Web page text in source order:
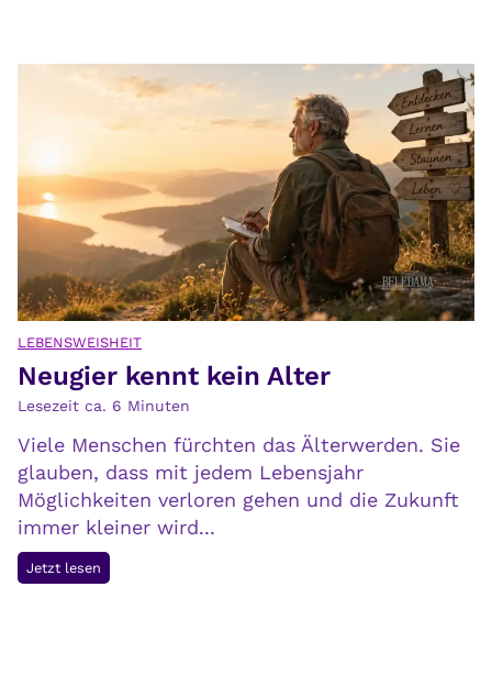
l
i
ä
e
r
n
c
h
t
w
e
l
a
u
s
m
t
e
l
u
d
LEBENSWEISHEIT
Neugier kennt kein Alter
Lesezeit ca. 6 Minuten
Viele Menschen fürchten das Älterwerden. Sie
glauben, dass mit jedem Lebensjahr
Möglichkeiten verloren gehen und die Zukunft
immer kleiner wird...
Jetzt lesen